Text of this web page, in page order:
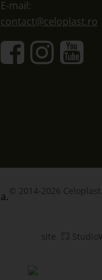
E-mail:
contact@celoplast.ro
© 2014-2026
site